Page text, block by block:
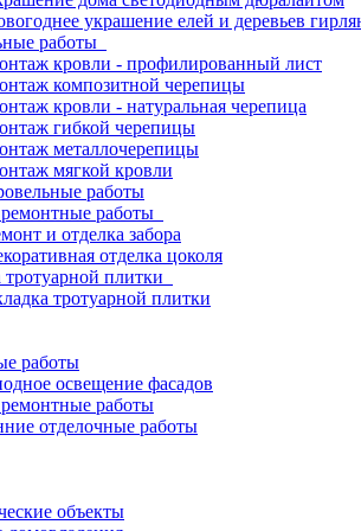
украшение елей и деревьев
работы
кровли - профилированный лист
композитной черепицы
кровли - натуральная черепица
гибкой черепицы
металлочерепицы
мягкой кровли
работы
работы
и отделка забора
отделка цоколя
тротуарной плитки
тротуарной плитки
работы
освещение фасадов
работы
отделочные работы
объекты